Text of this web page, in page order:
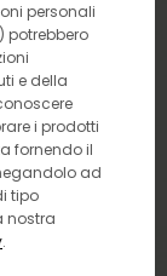
personali
potrebbero
e della
i prodotti
fornendo il
ad
tipo
nostra
.